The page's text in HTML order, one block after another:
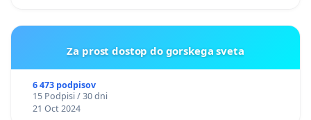
Za prost dostop do gorskega sveta
6 473 podpisov
15 Podpisi / 30 dni
21 Oct 2024